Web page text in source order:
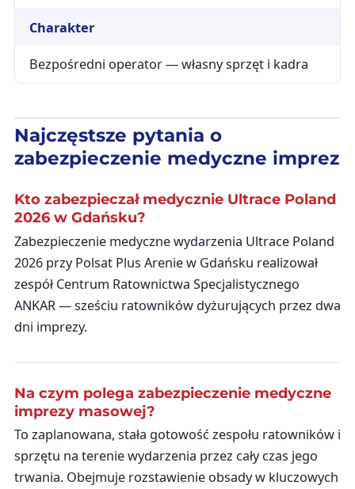
Charakter
Bezpośredni operator — własny sprzęt i kadra
Najczęstsze pytania o
zabezpieczenie medyczne imprez
Kto zabezpieczał medycznie Ultrace Poland
2026 w Gdańsku?
Zabezpieczenie medyczne wydarzenia Ultrace Poland
2026 przy Polsat Plus Arenie w Gdańsku realizował
zespół Centrum Ratownictwa Specjalistycznego
ANKAR — sześciu ratowników dyżurujących przez dwa
dni imprezy.
Na czym polega zabezpieczenie medyczne
imprezy masowej?
To zaplanowana, stała gotowość zespołu ratowników i
sprzętu na terenie wydarzenia przez cały czas jego
trwania. Obejmuje rozstawienie obsady w kluczowych